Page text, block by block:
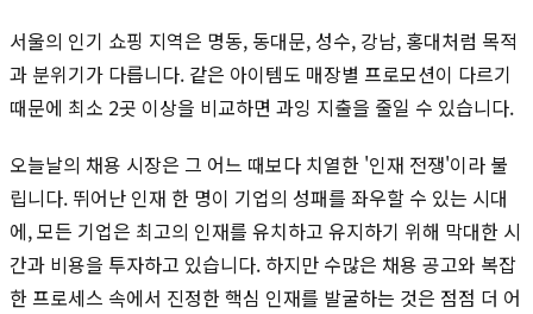
서울의 인기 쇼핑 지역은 명동, 동대문, 성수, 강남, 홍대처럼 목적
과 분위기가 다릅니다. 같은 아이템도 매장별 프로모션이 다르기
때문에 최소 2곳 이상을 비교하면 과잉 지출을 줄일 수 있습니다.
오늘날의 채용 시장은 그 어느 때보다 치열한 '인재 전쟁'이라 불
립니다. 뛰어난 인재 한 명이 기업의 성패를 좌우할 수 있는 시대
에, 모든 기업은 최고의 인재를 유치하고 유지하기 위해 막대한 시
간과 비용을 투자하고 있습니다. 하지만 수많은 채용 공고와 복잡
한 프로세스 속에서 진정한 핵심 인재를 발굴하는 것은 점점 더 어